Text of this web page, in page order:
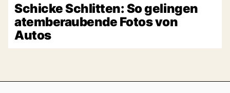
Schicke Schlitten: So gelingen
atemberaubende Fotos von
Autos